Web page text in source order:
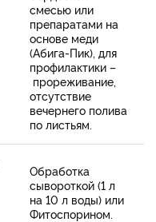
смесью или
препаратами на
основе меди
(Абига-Пик), для
профилактики –
прореживание,
отсутствие
вечернего полива
по листьям.
Обработка
сывороткой (1 л
на 10 л воды) или
Фитоспорином.